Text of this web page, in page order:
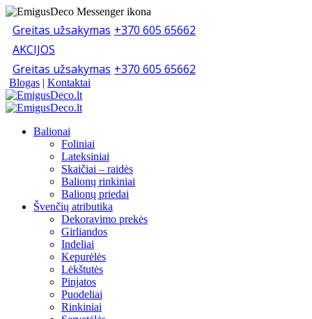
Greitas užsakymas +370 605 65662
AKCIJOS
Greitas užsakymas +370 605 65662
Blogas | Kontaktai
Balionai
Foliniai
Lateksiniai
Skaičiai – raidės
Balionų rinkiniai
Balionų priedai
Švenčių atributika
Dekoravimo prekės
Girliandos
Indeliai
Kepurėlės
Lėkštutės
Pinjatos
Puodeliai
Rinkiniai